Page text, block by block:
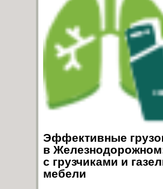
Эффективные
в
с грузчиками и
мебели